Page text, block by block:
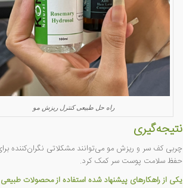
راه حل طبیعی کنترل ریزش مو
نتیجه‌گیری
چربی کف سر و ریزش مو می‌توانند مشکلاتی نگران‌کننده
حفظ سلامت پوست سر کمک کرد.
یکی از راهکارهای پیشنهاد شده استفاده از محصولات